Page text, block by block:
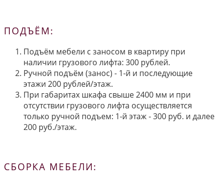
ПОДЪЁМ:
Подъём мебели с заносом в квартиру при
наличии грузового лифта: 300 рублей.
Ручной подъём (занос) - 1-й и последующие
этажи 200 рублей/этаж.
При габаритах шкафа свыше 2400 мм и при
отсутствии грузового лифта осуществляется
только ручной подъем: 1-й этаж - 300 руб. и далее
200 руб./этаж.
СБОРКА МЕБЕЛИ: